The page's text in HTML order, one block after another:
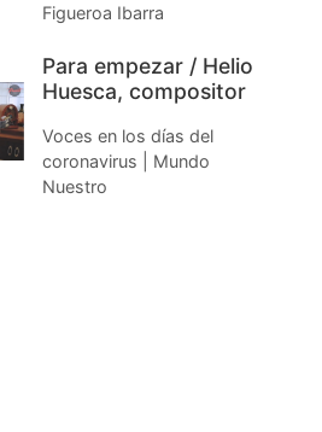
Figueroa Ibarra
Para empezar / Helio
Huesca, compositor
Voces en los días del
coronavirus | Mundo
Nuestro